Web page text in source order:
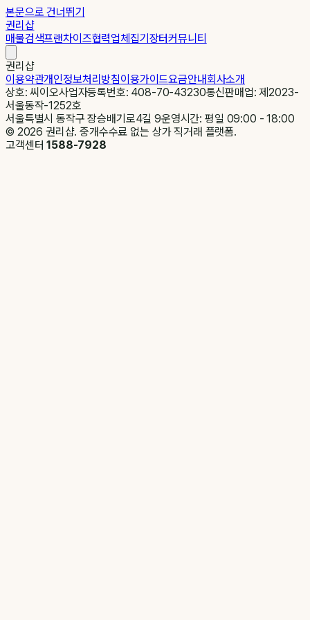
본문으로 건너뛰기
권리샵
매물검색프랜차이즈협력업체집기장터커뮤니티
권리샵
이용약관개인정보처리방침이용가이드요금안내회사소개
상호: 씨이오사업자등록번호: 408-70-43230통신판매업: 제2023-
서울동작-1252호
서울특별시 동작구 장승배기로4길 9운영시간: 평일 09:00 - 18:00
© 2026 권리샵. 중개수수료 없는 상가 직거래 플랫폼.
고객센터1588-7928